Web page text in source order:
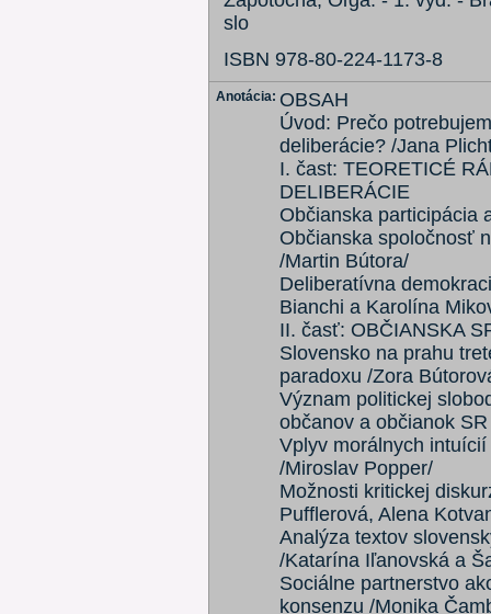
slo
ISBN 978-80-224-1173-8
Anotácia: OBSAH
Úvod: Prečo
deliberácie? /Jana
I. čast: TEORETICÉ
DELIBERÁCIE
Občianska participácia
Občianska spoločnosť
/Martin Bútora/
Deliberatívna
Bianchi a Karolína
II. časť: OBČIANSKA
Slovensko na prahu
paradoxu /Zora
Význam politickej
občanov a občianok
Vplyv morálnych
/Miroslav Popper/
Možnosti kritickej
Pufflerová, Alena
Analýza textov
/Katarína Iľanovská a
Sociálne partnerstvo
konsenzu /Monika